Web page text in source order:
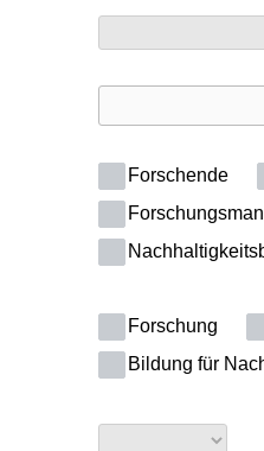
Forschende
Forschung
Bildung für